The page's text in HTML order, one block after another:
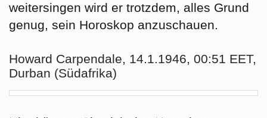
weitersingen wird er trotzdem, alles Grund
genug, sein Horoskop anzuschauen.
Howard Carpendale, 14.1.1946, 00:51 EET,
Durban (Südafrika)